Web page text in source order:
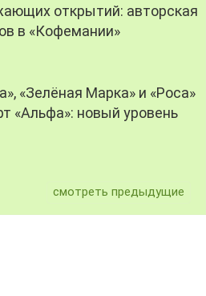
открытий: авторская
в «Кофемании»
«Зелёная Марка» и «Роса»
«Альфа»: новый уровень
смотреть предыдущие